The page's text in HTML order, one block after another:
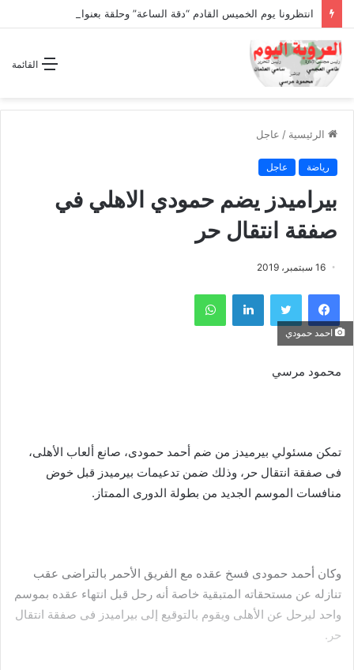
القائمة
الرئيسية / عاجل
رياضة عاجل
بيراميدز يضم حمودي الاهلي في
صفقة انتقال حر
16 سبتمبر، 2019
فيسبوك تويتر لينكدإن واتساب
احمد حمودي
محمود مرسي
تمكن مسئولي بيرميدز من ضم أحمد حمودى، صانع ألعاب الأهلى،
فى صفقة انتقال حر، وذلك ضمن تدعيمات بيرميدز قبل خوض
منافسات الموسم الجديد من بطولة الدورى الممتاز.
وكان أحمد حمودى فسخ عقده مع الفريق الأحمر بالتراضى عقب
تنازله عن مستحقاته المتبقية خاصة أنه رحل قبل انتهاء عقده بموسم
واحد ليرحل عن الأهلى ويقوم بالتوقيع إلى بيراميدز فى صفقة انتقال
حر.